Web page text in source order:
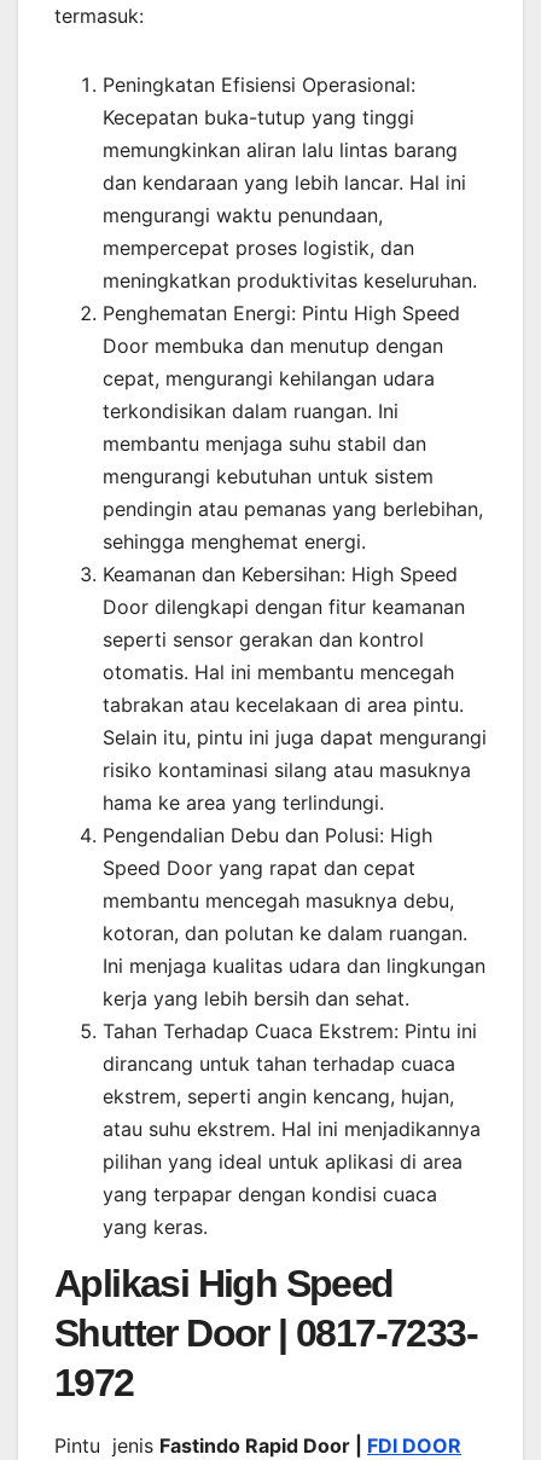
termasuk:
Peningkatan Efisiensi Operasional:
Kecepatan buka-tutup yang tinggi
memungkinkan aliran lalu lintas barang
dan kendaraan yang lebih lancar. Hal ini
mengurangi waktu penundaan,
mempercepat proses logistik, dan
meningkatkan produktivitas keseluruhan.
Penghematan Energi: Pintu High Speed
Door membuka dan menutup dengan
cepat, mengurangi kehilangan udara
terkondisikan dalam ruangan. Ini
membantu menjaga suhu stabil dan
mengurangi kebutuhan untuk sistem
pendingin atau pemanas yang berlebihan,
sehingga menghemat energi.
Keamanan dan Kebersihan: High Speed
Door dilengkapi dengan fitur keamanan
seperti sensor gerakan dan kontrol
otomatis. Hal ini membantu mencegah
tabrakan atau kecelakaan di area pintu.
Selain itu, pintu ini juga dapat mengurangi
risiko kontaminasi silang atau masuknya
hama ke area yang terlindungi.
Pengendalian Debu dan Polusi: High
Speed Door yang rapat dan cepat
membantu mencegah masuknya debu,
kotoran, dan polutan ke dalam ruangan.
Ini menjaga kualitas udara dan lingkungan
kerja yang lebih bersih dan sehat.
Tahan Terhadap Cuaca Ekstrem: Pintu ini
dirancang untuk tahan terhadap cuaca
ekstrem, seperti angin kencang, hujan,
atau suhu ekstrem. Hal ini menjadikannya
pilihan yang ideal untuk aplikasi di area
yang terpapar dengan kondisi cuaca
yang keras.
Aplikasi High Speed
Shutter Door | 0817-7233-
1972
Pintu jenis Fastindo Rapid Door | FDI DOOR